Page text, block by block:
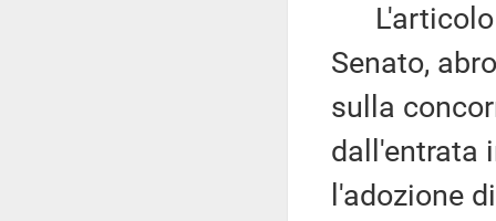
L'articolo
Senato,
sulla
dall'entrata
l'adozione